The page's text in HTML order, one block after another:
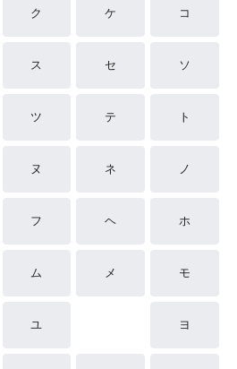
ク ケ コ
ス セ ソ
ツ テ ト
ヌ ネ ノ
フ ヘ ホ
ム メ モ
ユ ヨ